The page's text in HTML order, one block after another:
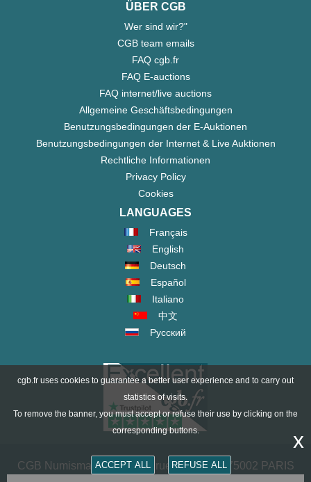
ÜBER CGB
Wer sind wir?"
CGB team emails
FAQ cgb.fr
FAQ E-auctions
FAQ internet/live auctions
Allgemeine Geschäftsbedingungen
Benutzungsbedingungen der E-Auktionen
Benutzungsbedingungen der Internet & Live Auktionen
Rechtliche Informationen
Privacy Policy
Cookies
LANGUAGES
Français
English
Deutsch
Español
Italiano
中文
Русский
CGB Numismatik Paris - 36 rue Vivienne - 75002 PARIS
cgb.fr uses cookies to guarantee a better user experience and to carry out
statistics of visits.
To remove the banner, you must accept or refuse their use by clicking on the
corresponding buttons.
ACCEPT ALL REFUSE ALL
x